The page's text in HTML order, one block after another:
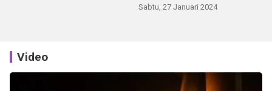
Sabtu, 27 Januari 2024
Video